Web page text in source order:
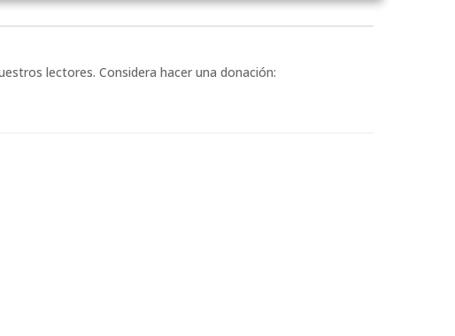
lectores. Considera hacer una donación: